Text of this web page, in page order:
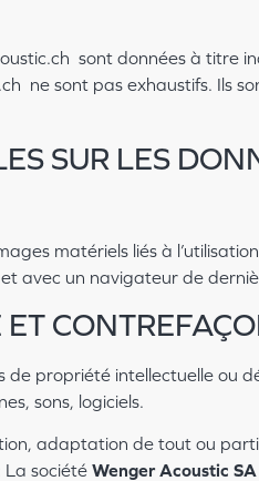
sont données à titre
ne sont pas exhaustifs. Ils
SUR LES
matériels liés à
avec un navigateur de
propriété intellectuelle ou
sons, logiciels.
adaptation de tout ou
société Wenger Acoustic SA